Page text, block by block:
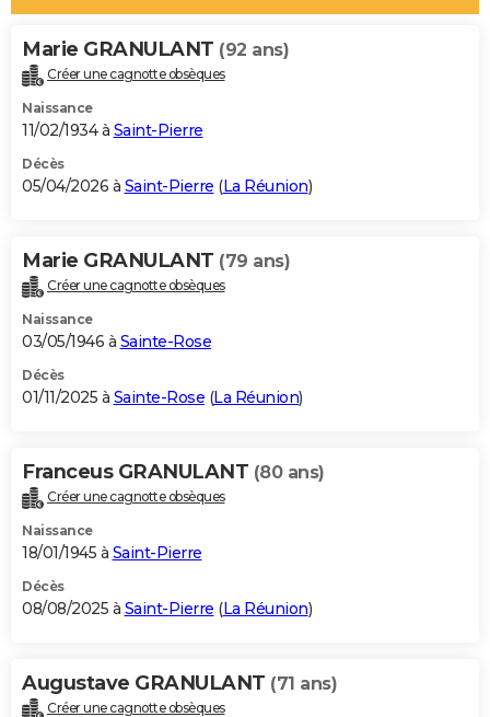
Alimentation
Guide de la santé
Maladies
Médicaments
Sommeil
VOYAGE
Destinations
City break
Voyage nature
Voyage de noces
Forum
Climat
+PHOTO
GUIDES D'ACHAT
BONS PLANS
Carte de Noël
Carte Bonne année
Carte Saint-Valentin
Carte Pâques
Carte d'anniversaire
DICTIONNAIRE
Dictionnaire
Biographies
Citations
Expressions
Proverbes
PROGRAMME TV
S'inscrire
Se connecter
Lycées
Collèges
Primaires
Universités
Entreprises
Service militaire
Avis de recherche
AVIS DE DÉCÈS
Bricolage
Lifestyle
Culture
Sport
Auto
Television
Voyage
Cinema
Marie GRANULANT (92 ans)
Créer une cagnotte obsèques
Naissance
11/02/1934 à Saint-Pierre
Décès
05/04/2026 à Saint-Pierre (La Réunion)
Marie GRANULANT (79 ans)
Créer une cagnotte obsèques
Naissance
03/05/1946 à Sainte-Rose
Décès
01/11/2025 à Sainte-Rose (La Réunion)
Franceus GRANULANT (80 ans)
Créer une cagnotte obsèques
Naissance
18/01/1945 à Saint-Pierre
Décès
08/08/2025 à Saint-Pierre (La Réunion)
Augustave GRANULANT (71 ans)
Créer une cagnotte obsèques